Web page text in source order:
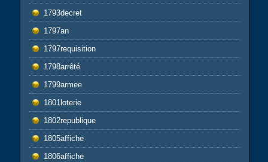
1793decret
1797an
1797requisition
1798arrêté
1799armee
1801loterie
1802republique
1805affiche
1806affiche